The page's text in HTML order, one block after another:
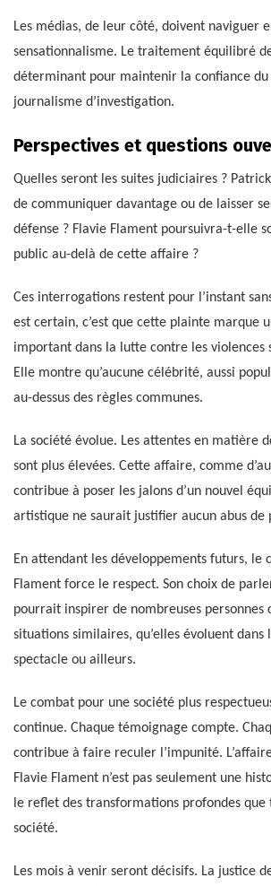
Les médias, de leur côté, doivent naviguer
sensationnalisme. Le traitement équilibré
déterminant pour maintenir la confiance du
journalisme d’investigation.
Perspectives et questions
Quelles seront les suites judiciaires ?
de communiquer davantage ou de laisser
défense ? Flavie Flament poursuivra-t-elle
public au-delà de cette affaire ?
Ces interrogations restent pour l’instant
est certain, c’est que cette plainte marque
important dans la lutte contre les violences
Elle montre qu’aucune célébrité, aussi
au-dessus des règles communes.
La société évolue. Les attentes en matière
sont plus élevées. Cette affaire, comme
contribue à poser les jalons d’un nouvel
artistique ne saurait justifier aucun abus de
En attendant les développements futurs, le
Flament force le respect. Son choix de
pourrait inspirer de nombreuses personnes
situations similaires, qu’elles évoluent dans
spectacle ou ailleurs.
Le combat pour une société plus
continue. Chaque témoignage compte.
contribue à faire reculer l’impunité.
Flavie Flament n’est pas seulement une
le reflet des transformations profondes
société.
Les mois à venir seront décisifs. La justice